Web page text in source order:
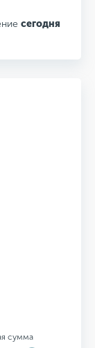
сегодня
сумма